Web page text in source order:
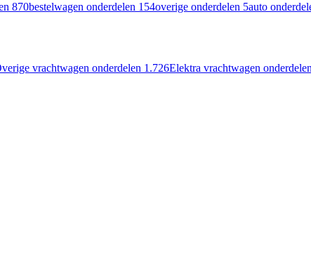
870bestelwagen onderdelen 154overige onderdelen 5auto
vrachtwagen onderdelen 1.726Elektra vrachtwagen onderdelen